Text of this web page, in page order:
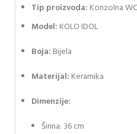
Tip proizvoda: Konzolna
Model: KOLO IDOL
Boja: Bijela
Materijal: Keramika
Dimenzije:
Širina: 36 cm